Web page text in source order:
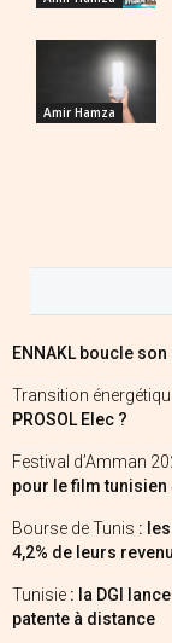
Amir Hamza
ENNAKL boucle
Transition
PROSOL Elec ?
Festival d’Amman
pour le film tunisien
Bourse de Tunis :
4,2% de leurs
Tunisie : la DGI
patente à distance